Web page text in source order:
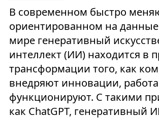
В современном быстро
ориентированном на
мире генеративный
интеллект (ИИ) находится в
трансформации того, как
внедряют инновации,
функционируют. С такими
как ChatGPT, генеративный